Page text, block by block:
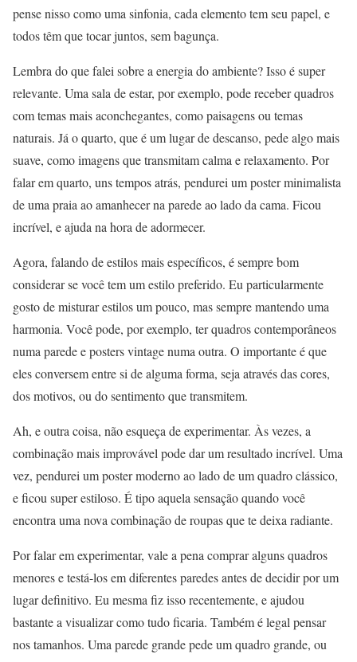
pense nisso como uma sinfonia, cada elemento tem seu papel, e
todos têm que tocar juntos, sem bagunça.
Lembra do que falei sobre a energia do ambiente? Isso é super
relevante. Uma sala de estar, por exemplo, pode receber quadros
com temas mais aconchegantes, como paisagens ou temas
naturais. Já o quarto, que é um lugar de descanso, pede algo mais
suave, como imagens que transmitam calma e relaxamento. Por
falar em quarto, uns tempos atrás, pendurei um poster minimalista
de uma praia ao amanhecer na parede ao lado da cama. Ficou
incrível, e ajuda na hora de adormecer.
Agora, falando de estilos mais específicos, é sempre bom
considerar se você tem um estilo preferido. Eu particularmente
gosto de misturar estilos um pouco, mas sempre mantendo uma
harmonia. Você pode, por exemplo, ter quadros contemporâneos
numa parede e posters vintage numa outra. O importante é que
eles conversem entre si de alguma forma, seja através das cores,
dos motivos, ou do sentimento que transmitem.
Ah, e outra coisa, não esqueça de experimentar. Às vezes, a
combinação mais improvável pode dar um resultado incrível. Uma
vez, pendurei um poster moderno ao lado de um quadro clássico,
e ficou super estiloso. É tipo aquela sensação quando você
encontra uma nova combinação de roupas que te deixa radiante.
Por falar em experimentar, vale a pena comprar alguns quadros
menores e testá-los em diferentes paredes antes de decidir por um
lugar definitivo. Eu mesma fiz isso recentemente, e ajudou
bastante a visualizar como tudo ficaria. Também é legal pensar
nos tamanhos. Uma parede grande pede um quadro grande, ou